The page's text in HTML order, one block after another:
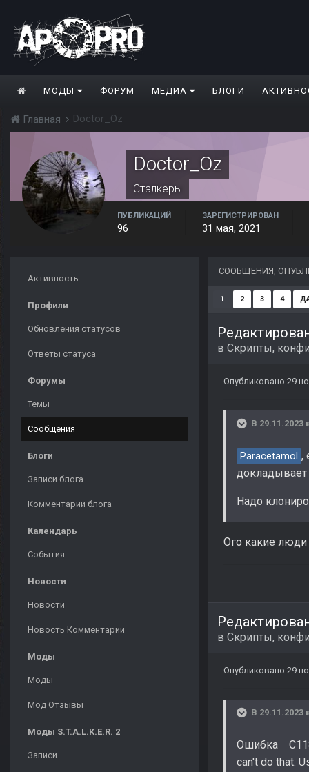
МОДЫ ФОРУМ МЕДИА БЛОГИ
Главная Doctor_Oz
Doctor_Oz
Сталкеры
ПУБЛИКАЦИЙ
96
ЗАРЕГИСТРИРОВАН
31 мая, 2021
Активность
Профили
Обновления статусов
Ответы статуса
Форумы
Темы
Сообщения
Блоги
Записи блога
Комментарии блога
Календарь
События
Новости
Новости
Новость Комментарии
Моды
Моды
Мод Отзывы
Моды S.T.A.L.K.E.R. 2
Записи
СООБЩЕНИЯ,
1 2 3 4
в Скрипты,
Опубликовано 29
В 29.11.2023
Paracetamol ,
Надо
Ого какие люди
в Скрипты,
Опубликовано 29
В 29.11.2023
Ошибка
can't do that.